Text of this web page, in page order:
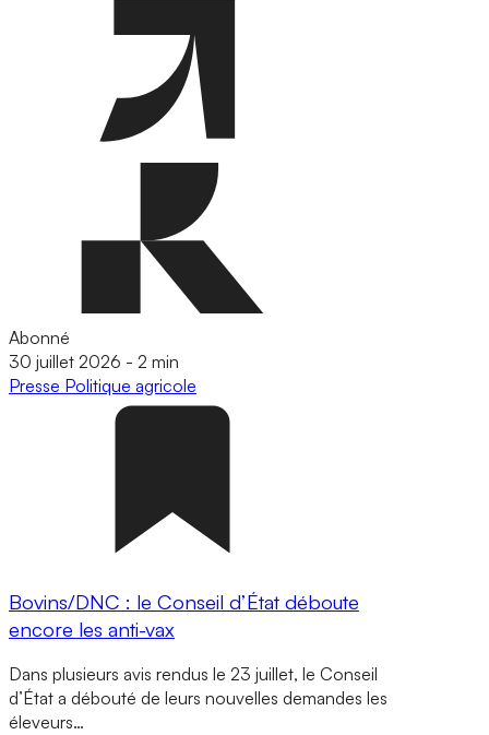
Abonné
30 juillet 2026 - 2 min
Presse Politique agricole
Bovins/DNC : le Conseil d’État déboute
encore les anti-vax
Dans plusieurs avis rendus le 23 juillet, le Conseil
d’État a débouté de leurs nouvelles demandes les
éleveurs…